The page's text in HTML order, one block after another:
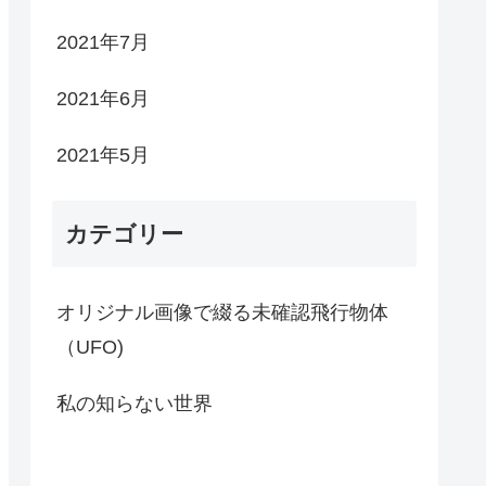
2021年7月
2021年6月
2021年5月
カテゴリー
オリジナル画像で綴る未確認飛行物体
（UFO)
私の知らない世界